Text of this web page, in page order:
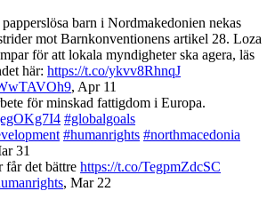
barn i Nordmakedonien nekas
mot Barnkonventionens artikel 28. Loza
för att lokala myndigheter ska agera, läs
här: https://t.co/ykvv8RhnqJ
, Apr 11
för minskad fattigdom i Europa.
#globalgoals
#humanrights #northmacedonia
31
får det bättre https://t.co/TegpmZdcSC
, Mar 22